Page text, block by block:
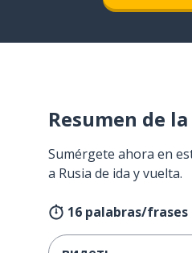
Resumen de
Sumérgete ahora en
a Rusia de ida y vuelta.
16 palabras/